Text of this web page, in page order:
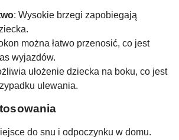
: Wysokie brzegi zapobiegają
można łatwo przenosić, co jest
wyjazdów.
ułożenie dziecka na boku, co jest
ulewania.
do snu i odpoczynku w domu.